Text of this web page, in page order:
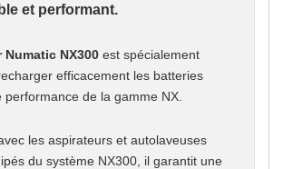
et performant.
Numatic NX300 est spécialement
efficacement les batteries
performance de la gamme NX.
les aspirateurs et autolaveuses
du système NX300, il garantit une